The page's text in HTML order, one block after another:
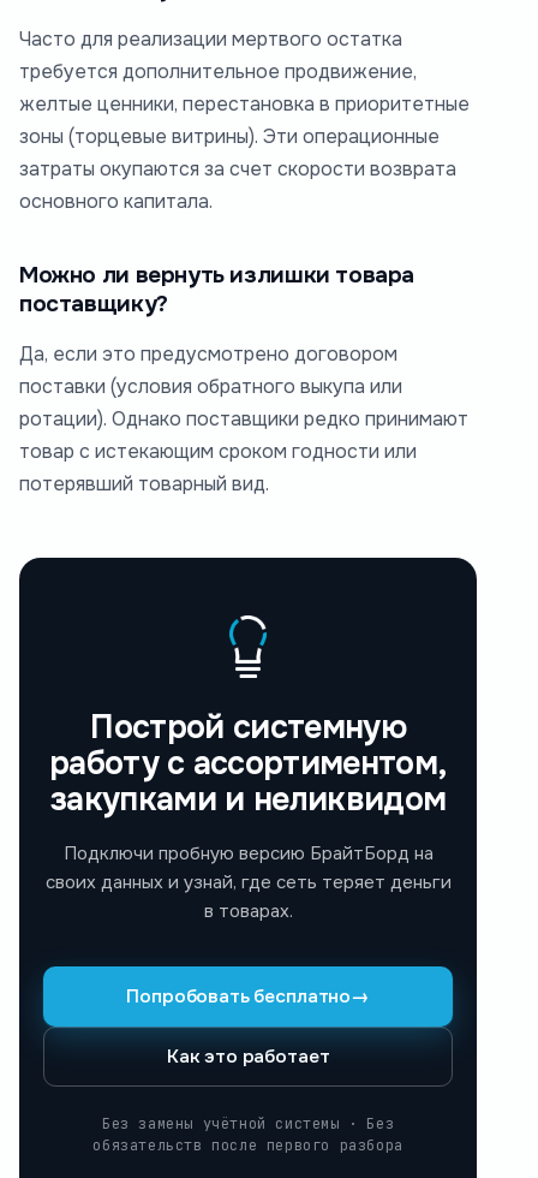
Часто для реализации мертвого остатка
требуется дополнительное продвижение,
желтые ценники, перестановка в приоритетные
зоны (торцевые витрины). Эти операционные
затраты окупаются за счет скорости возврата
основного капитала.
Можно ли вернуть излишки товара
поставщику?
Да, если это предусмотрено договором
поставки (условия обратного выкупа или
ротации). Однако поставщики редко принимают
товар с истекающим сроком годности или
потерявший товарный вид.
Построй системную
работу с ассортиментом,
закупками и неликвидом
Подключи пробную версию БрайтБорд на
своих данных и узнай, где сеть теряет деньги
в товарах.
Попробовать бесплатно→
Как это работает
Без замены учётной системы · Без
обязательств после первого разбора